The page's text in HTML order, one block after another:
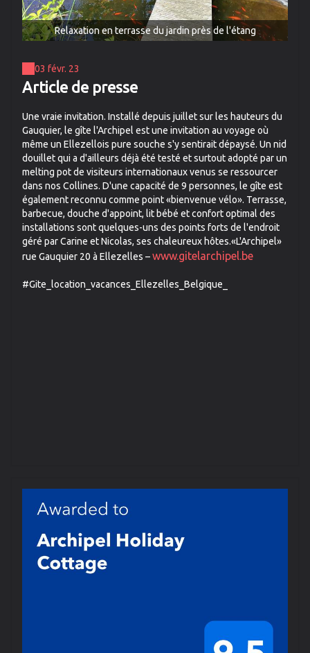
Relaxation en terrasse du jardin près de l'étang
03 févr. 23
Article de presse
Une vraie invitation. Installé depuis juillet sur les hauteurs du
Gauquier, le gîte l'Archipel est une invitation au voyage où
même un Ellezellois pure souche s'y sentirait dépaysé. Un nid
douillet qui a d'ailleurs déjà été testé et surtout adopté par un
melting pot de visiteurs internationaux venus se ressourcer
dans nos Collines. D'une capacité de 9 personnes, le gîte est
également reconnu comme point «bienvenue vélo». Terrasse,
barbecue, douche d'appoint, lit bébé et confort optimal des
installations sont quelques-uns des points forts de l'endroit
géré par Carine et Nicolas, ses chaleureux hôtes.«L'Archipel»
rue Gauquier 20 à Ellezelles –www.gitelarchipel.be
#Gite_location_vacances_Ellezelles_Belgique_